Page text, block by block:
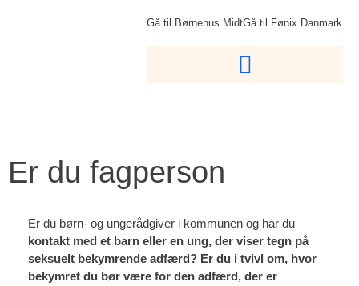
Gå til Børnehus MidtGå til Fønix Danmark
Er du fagperson
Er du børn- og ungerådgiver i kommunen og har du
kontakt med et barn eller en ung, der viser tegn på
seksuelt bekymrende adfærd? Er du i tvivl om, hvor
bekymret du bør være for den adfærd, der er